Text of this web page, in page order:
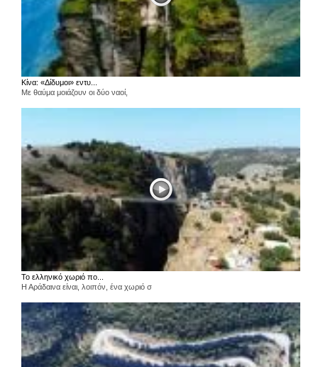
Κίνα: «Δίδυμοι» εντυ...
Με θαύμα μοιάζουν οι δύο ναοί,
Το ελληνικό χωριό πο...
Η Αράδαινα είναι, λοιπόν, ένα χωριό σ